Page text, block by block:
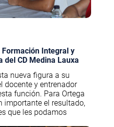
Integral y
del CD Medina Lauxa
nueva figura a su
docente y entrenador
función. Para Ortega
importante el resultado,
que les podamos